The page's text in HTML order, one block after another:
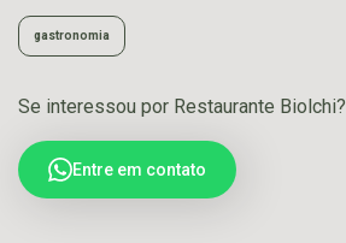
gastronomia
Se interessou por Restaurante Biolchi?
Entre em contato